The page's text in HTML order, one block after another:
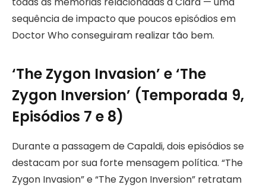
sequência de impacto que poucos episódios em
Doctor Who conseguiram realizar tão bem.
‘The Zygon Invasion’ e ‘The
Zygon Inversion’ (Temporada 9,
Episódios 7 e 8)
Durante a passagem de Capaldi, dois episódios se
destacam por sua forte mensagem política. “The
Zygon Invasion” e “The Zygon Inversion” retratam